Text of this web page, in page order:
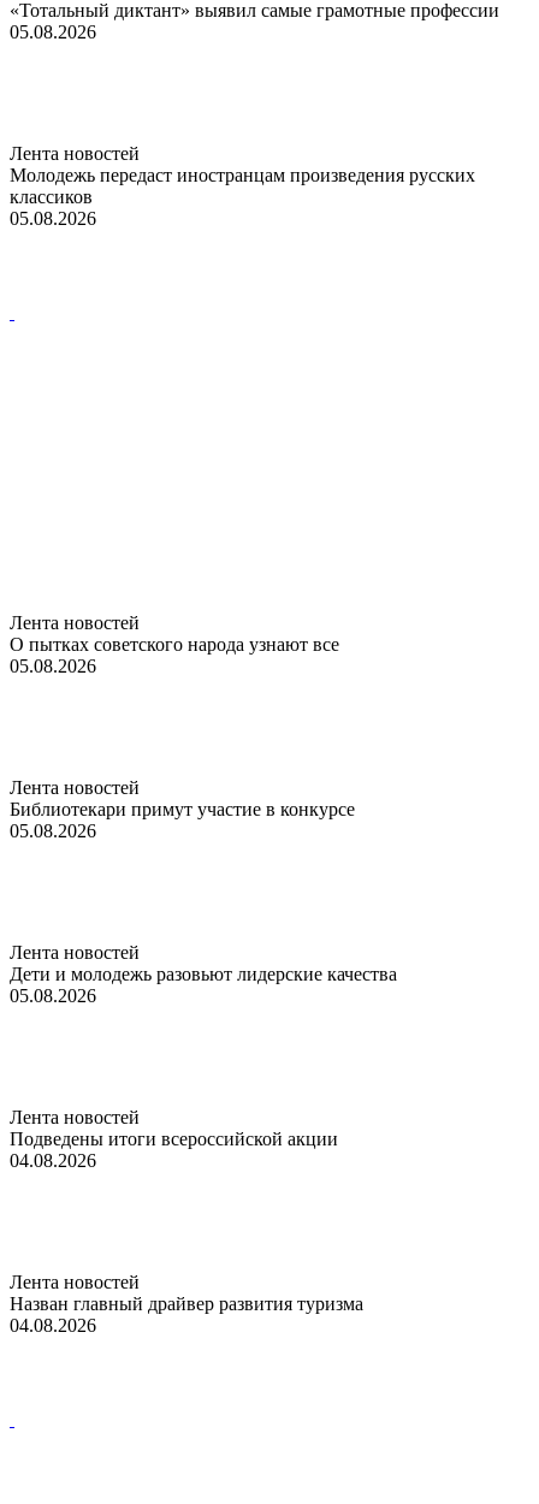
«Тотальный диктант» выявил самые грамотные профессии
05.08.2026
Лента новостей
Молодежь передаст иностранцам произведения русских
классиков
05.08.2026
Лента новостей
О пытках советского народа узнают все
05.08.2026
Лента новостей
Библиотекари примут участие в конкурсе
05.08.2026
Лента новостей
Дети и молодежь разовьют лидерские качества
05.08.2026
Лента новостей
Подведены итоги всероссийской акции
04.08.2026
Лента новостей
Назван главный драйвер развития туризма
04.08.2026